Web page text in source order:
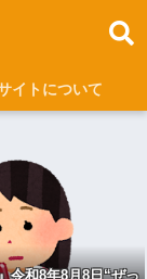
イトについて
令和8年8月8日“ぜっ